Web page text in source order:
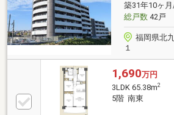
築31年10ヶ
総戸数42戸
福岡県北
１
1,690万円
3LDK 65.38m2
5階 南東